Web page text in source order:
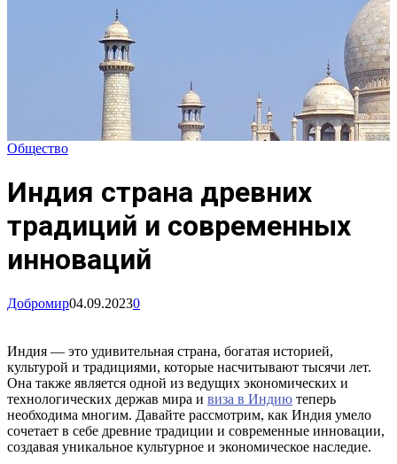
Общество
Индия страна древних
традиций и современных
инноваций
Добромир04.09.20230
Индия — это удивительная страна, богатая историей,
культурой и традициями, которые насчитывают тысячи лет.
Она также является одной из ведущих экономических и
технологических держав мира и виза в Индию теперь
необходима многим. Давайте рассмотрим, как Индия умело
сочетает в себе древние традиции и современные инновации,
создавая уникальное культурное и экономическое наследие.